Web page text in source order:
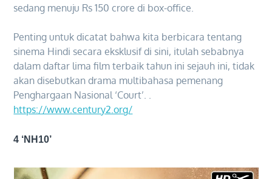
sedang menuju Rs 150 crore di box-office.
Penting untuk dicatat bahwa kita berbicara tentang
sinema Hindi secara eksklusif di sini, itulah sebabnya
dalam daftar lima film terbaik tahun ini sejauh ini, tidak
akan disebutkan drama multibahasa pemenang
Penghargaan Nasional ‘Court’. .
https://www.century2.org/
4 ‘NH10’